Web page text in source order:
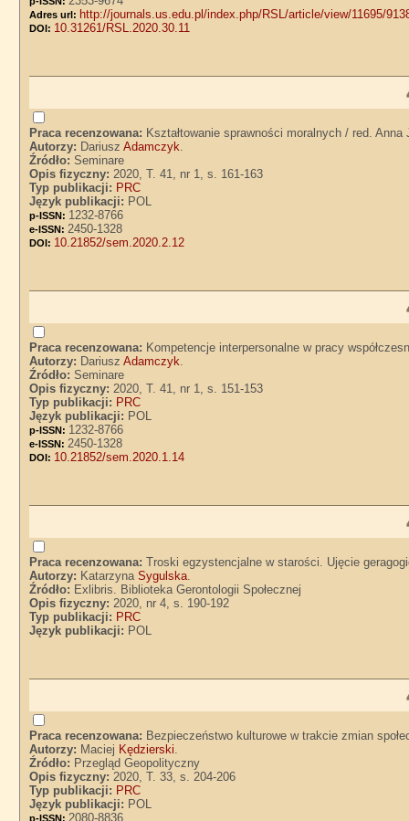
Adres url: http://journals.us.edu.pl/index.php/RSL/article/view/11695/
DOI: 10.31261/RSL.2020.30.11
Praca recenzowana: Kształtowanie sprawności moralnych / red.
Autorzy: DariuszAdamczyk.
Źródło:Seminare
Opis fizyczny:2020, T. 41, nr 1, s. 161-163
Typ publikacji: PRC
Język publikacji: POL
p-ISSN: 1232-8766
e-ISSN: 2450-1328
DOI: 10.21852/sem.2020.2.12
Praca recenzowana: Kompetencje interpersonalne w pracy
Autorzy: DariuszAdamczyk.
Źródło:Seminare
Opis fizyczny:2020, T. 41, nr 1, s. 151-153
Typ publikacji: PRC
Język publikacji: POL
p-ISSN: 1232-8766
e-ISSN: 2450-1328
DOI: 10.21852/sem.2020.1.14
Praca recenzowana:Troski egzystencjalne w starości. Ujęcie
Autorzy: KatarzynaSygulska.
Źródło: Exlibris. Biblioteka Gerontologii Społecznej
Opis fizyczny:2020, nr 4, s. 190-192
Typ publikacji: PRC
Język publikacji: POL
Praca recenzowana: Bezpieczeństwo kulturowe w trakcie zmian
Autorzy: Maciej Kędzierski.
Źródło: Przegląd Geopolityczny
Opis fizyczny:2020, T. 33, s. 204-206
Typ publikacji: PRC
Język publikacji: POL
p-ISSN: 2080-8836